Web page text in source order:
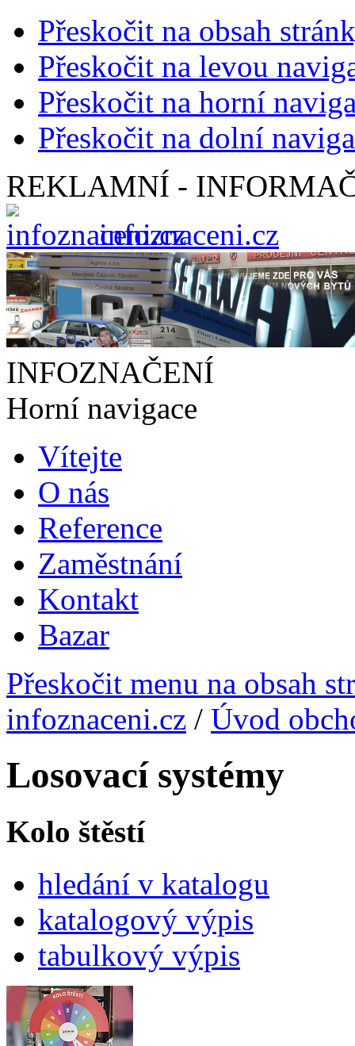
Přeskočit na obsah
Přeskočit na levou
Přeskočit na horní
Přeskočit na dolní
REKLAMNÍ -
infoznaceni.cz
INFOZNAČENÍ
Horní navigace
Vítejte
O nás
Reference
Zaměstnání
Kontakt
Bazar
Přeskočit menu na obsah
infoznaceni.cz / Úvod
Losovací systémy
Kolo štěstí
hledání v katalogu
katalogový výpis
tabulkový výpis